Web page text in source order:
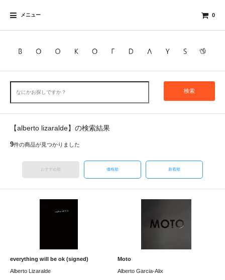
メニュー 0
検索
【alberto lizaralde】の検索結果
9件の商品が見つかりました
おすすめ順 価格順 新着順
everything will be ok (signed)
Alberto Lizaralde
Moto
Alberto Garcia-Alix